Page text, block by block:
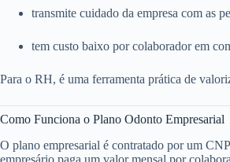
transmite cuidado da empresa com as
tem custo baixo por colaborador em
Para o RH, é uma ferramenta prática de
Como Funciona o Plano Odonto Empresarial
O plano empresarial é contratado por um
empresário paga um valor mensal por